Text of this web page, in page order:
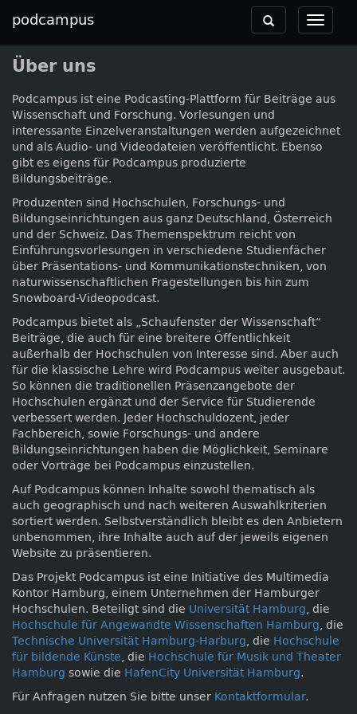
podcampus
Toggle
Toggle
navigation
Über uns
Podcampus ist eine Podcasting-Plattform für Beiträge aus
Wissenschaft und Forschung. Vorlesungen und
interessante Einzelveranstaltungen werden aufgezeichnet
und als Audio- und Videodateien veröffentlicht. Ebenso
gibt es eigens für Podcampus produzierte
Bildungsbeiträge.
Produzenten sind Hochschulen, Forschungs- und
Bildungseinrichtungen aus ganz Deutschland, Österreich
und der Schweiz. Das Themenspektrum reicht von
Einführungsvorlesungen in verschiedene Studienfächer
über Präsentations- und Kommunikationstechniken, von
naturwissenschaftlichen Fragestellungen bis hin zum
Snowboard-Videopodcast.
Podcampus bietet als „Schaufenster der Wissenschaft“
Beiträge, die auch für eine breitere Öffentlichkeit
außerhalb der Hochschulen von Interesse sind. Aber auch
für die klassische Lehre wird Podcampus weiter ausgebaut.
So können die traditionellen Präsenzangebote der
Hochschulen ergänzt und der Service für Studierende
verbessert werden. Jeder Hochschuldozent, jeder
Fachbereich, sowie Forschungs- und andere
Bildungseinrichtungen haben die Möglichkeit, Seminare
oder Vorträge bei Podcampus einzustellen.
Auf Podcampus können Inhalte sowohl thematisch als
auch geographisch und nach weiteren Auswahlkriterien
sortiert werden. Selbstverständlich bleibt es den Anbietern
unbenommen, ihre Inhalte auch auf der jeweils eigenen
Website zu präsentieren.
Das Projekt Podcampus ist eine Initiative des Multimedia
Kontor Hamburg, einem Unternehmen der Hamburger
Hochschulen. Beteiligt sind die Universität Hamburg, die
Hochschule für Angewandte Wissenschaften Hamburg, die
Technische Universität Hamburg-Harburg, die Hochschule
für bildende Künste, die Hochschule für Musik und Theater
Hamburg sowie die HafenCity Universität Hamburg.
Für Anfragen nutzen Sie bitte unser Kontaktformular.